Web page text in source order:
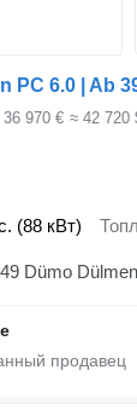
PC 6.0 | Ab
36 970 € ≈ 42 720
(88 кВт)